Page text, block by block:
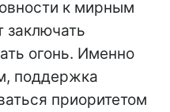
к мирным
заключать
огонь. Именно
поддержка
приоритетом